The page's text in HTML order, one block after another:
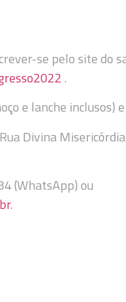
se pelo site do
.
e lanche inclusos)
Divina
(WhatsApp) ou
.